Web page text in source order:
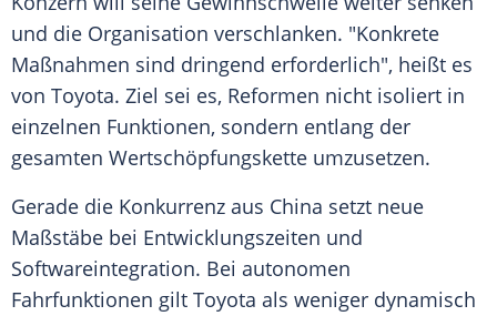
und die Organisation verschlanken. "Konkrete
Maßnahmen sind dringend erforderlich", heißt es
von Toyota. Ziel sei es, Reformen nicht isoliert in
einzelnen Funktionen, sondern entlang der
gesamten Wertschöpfungskette umzusetzen.
Gerade die Konkurrenz aus China setzt neue
Maßstäbe bei Entwicklungszeiten und
Softwareintegration. Bei autonomen
Fahrfunktionen gilt Toyota als weniger dynamisch